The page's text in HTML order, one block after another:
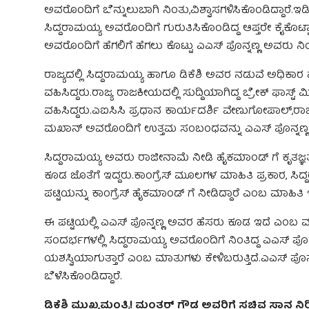
ಅವರೊಂದಿಗೆ ಬೆನ್ನುಲುಬಾಗಿ
ಸಿದ್ದರಾಮಯ್ಯ ಅವರೊಂದಿಗೆ ಗುರುತಿಸಿಕೊಂಡಿದ್ದ ಆಪ್ತರೇ
ಅವರೊಂದಿಗೆ ಹೆಗಲಿಗೆ ಹೆಗಲು ಕೊಟ್ಟು ಎಎಸ್ ಪೊನ್ನಣ್ಣ ಅವರು
ರಾಜ್ಯದಲ್ಲಿ ಸಿದ್ದರಾಮಯ್ಯ ಹಾಗೂ ಡಿಕೆಶಿ ಅವರ ನಡುವೆ ಅಧಿಕಾರ
ವಹಿಸಿದ್ದರು.ರಾಜ್ಯ ರಾಜಕೀಯದಲ್ಲಿ ಸುದ್ದಿಯಾಗಿದ್ದ ಬ್ರೇಕ್
ವಹಿಸಿದ್ದರು.ಎಐಸಿಸಿ ಪ್ರಧಾನ ಕಾರ್ಯದರ್ಶಿ
ಮಖಾನ್ ಅವರೊಂದಿಗೆ ಉತ್ತಮ ಸಂಬಂಧವನ್ನು ಎಎಸ್ ‌ಪೊನ್ನಣ್ಣ
ಸಿದ್ದರಾಮಯ್ಯ ಅವರು ರಾಜೀನಾಮೆ ನೀಡಿ ಹೈಕಮಾಂಡ್ ಗೆ
ಕೂಡ ಜೊತೆಗೆ ಇದ್ದರು.ಕಾಂಗ್ರೆಸ್ ಮೂಲಗಳ ಮಾಹಿತಿ ಪ್ರಕಾರ,
ಪಟ್ಟಿಯನ್ನು ಕಾಂಗ್ರೆಸ್ ‌ಹೈಕಮಾಂಡ್ ಗೆ ನೀಡಿದ್ದಾರೆ ಎಂಬ ಮಾಹಿತಿ
ಈ ಪಟ್ಟಿಯಲ್ಲಿ ಎಎಸ್ ಪೊನ್ನಣ್ಣ ಅವರ ಹೆಸರು ಕೂಡ ಇದೆ
ಸಂದರ್ಭಗಳಲ್ಲಿ ಸಿದ್ದರಾಮಯ್ಯ ಅವರೊಂದಿಗೆ ನಿಂತಿದ್ದ ಎಎಸ್
ಯಶಸ್ವಿಯಾಗುತ್ತಾರೆ ಎಂಬ ಮಾತುಗಳು ಕೇಳಿಬರುತ್ತಿದೆ.ಎಎಸ್
ಬೆಳೆಸಿಕೊಂಡಿದ್ದಾರೆ.